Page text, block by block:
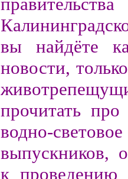
вы найдёте
новости,
прочитать
водно-
выпускников,
к проведению